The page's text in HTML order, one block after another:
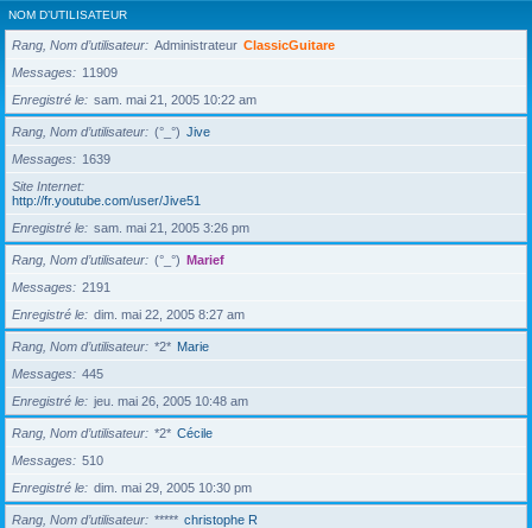
NOM D’UTILISATEUR
Rang, Nom d’utilisateur Administrateur ClassicGuitare
Messages
11909
Enregistré le
sam. mai 21, 2005 10:22 am
Rang, Nom d’utilisateur (°_°) Jive
Messages
1639
Site Internet
http://fr.youtube.com/user/Jive51
Enregistré le
sam. mai 21, 2005 3:26 pm
Rang, Nom d’utilisateur (°_°) Marief
Messages
2191
Enregistré le
dim. mai 22, 2005 8:27 am
Rang, Nom d’utilisateur *2* Marie
Messages
445
Enregistré le
jeu. mai 26, 2005 10:48 am
Rang, Nom d’utilisateur *2* Cécile
Messages
510
Enregistré le
dim. mai 29, 2005 10:30 pm
Rang, Nom d’utilisateur ***** christophe R